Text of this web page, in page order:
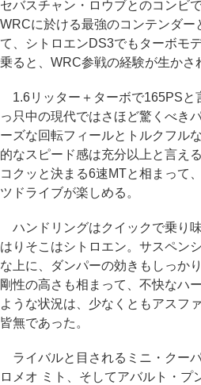
セバスチャン・ロウブとのコンビ
WRCに於ける最強のコンテンダー
て、シトロエンDS3でもターボモ
乗ると、WRC参戦の経験が生かさ
1.6リッター＋ターボで165PSと
っ只中の現代ではさほど驚くべき
ーズな回転フィールとトルクフル
的なスピード感は充分以上と言え
コクッと決まる6速MTと相まって
ツドライブが楽しめる。
ハンドリングはクイックで乗り
はりそこはシトロエン。サスペン
な上に、ダンパーの効きもしっか
剛性の高さも相まって、不快なハ
ような状況は、少なくともアスフ
皆無であった。
ライバルと目されるミニ・クー
ロメオ ミト、そしてアバルト・プ